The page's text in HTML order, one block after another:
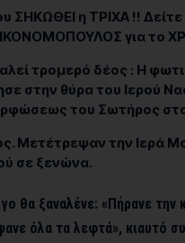
ΣΗΚΩΘΕΙ η ΤΡΙΧΑ !! Δείτε
για το
τρομερό δέος : Η
στην θύρα του Ιερού
του Σωτήρος στα
Μετέτρεψαν την Ιερά
σε ξενώνα.
θα ξαναλένε: «Πήρανε την
όλα τα λεφτά», κιαυτό